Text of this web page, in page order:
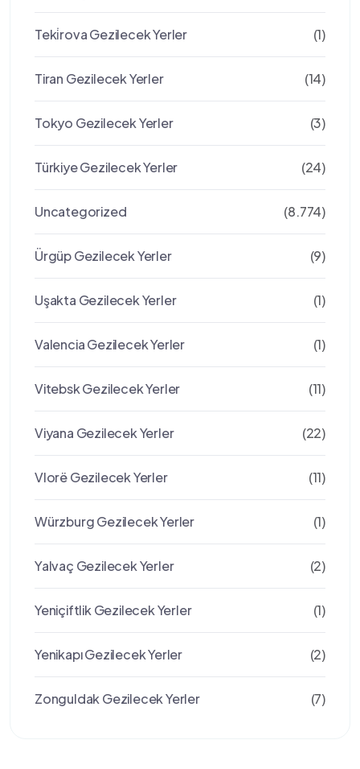
Teki̇rova Gezilecek Yerler (1)
Tiran Gezilecek Yerler (14)
Tokyo Gezilecek Yerler (3)
Türkiye Gezilecek Yerler (24)
Uncategorized (8.774)
Ürgüp Gezilecek Yerler (9)
Uşakta Gezilecek Yerler (1)
Valencia Gezilecek Yerler (1)
Vitebsk Gezilecek Yerler (11)
Viyana Gezilecek Yerler (22)
Vlorë Gezilecek Yerler (11)
Würzburg Gezilecek Yerler (1)
Yalvaç Gezilecek Yerler (2)
Yeniçiftlik Gezilecek Yerler (1)
Yenikapı Gezilecek Yerler (2)
Zonguldak Gezilecek Yerler (7)